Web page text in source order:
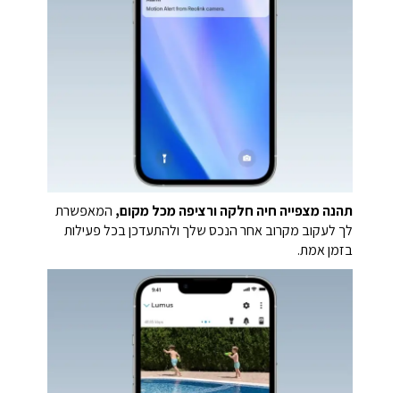
תהנה מצפייה חיה חלקה ורציפה מכל מקום, המאפשרת
לך לעקוב מקרוב אחר הנכס שלך ולהתעדכן בכל פעילות
בזמן אמת.